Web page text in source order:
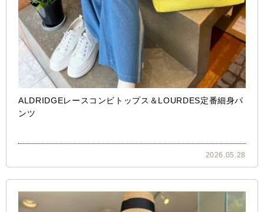
ALDRIDGEレースコンビトップス＆LOURDES定番細身パ
ンツ
2026.05.28